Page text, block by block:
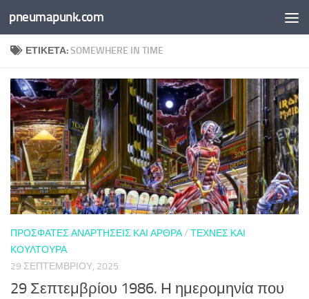
Skip to content
pneumapunk.com
ΕΤΙΚΈΤΑ:SOMEWHERE IN TIME
ΠΡΌΣΦΑΤΕΣ ΑΝΑΡΤΉΣΕΙΣ ΚΑΙ ΆΡΘΡΑ/ ΤΈΧΝΕΣ ΚΑΙ
ΚΟΥΛΤΟΎΡΑ
29 ΣΕΠΤΕΜΒΡΊΟΥ, 2025
29 Σεπτεμβρίου 1986. Η ημερομηνία που